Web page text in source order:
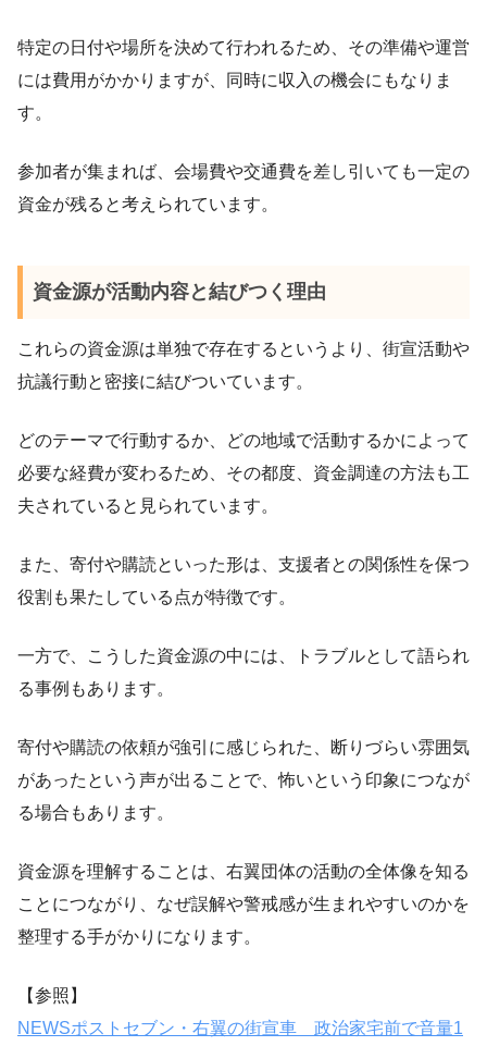
特定の日付や場所を決めて行われるため、その準備や運営
には費用がかかりますが、同時に収入の機会にもなりま
す。
参加者が集まれば、会場費や交通費を差し引いても一定の
資金が残ると考えられています。
資金源が活動内容と結びつく理由
これらの資金源は単独で存在するというより、街宣活動や
抗議行動と密接に結びついています。
どのテーマで行動するか、どの地域で活動するかによって
必要な経費が変わるため、その都度、資金調達の方法も工
夫されていると見られています。
また、寄付や購読といった形は、支援者との関係性を保つ
役割も果たしている点が特徴です。
一方で、こうした資金源の中には、トラブルとして語られ
る事例もあります。
寄付や購読の依頼が強引に感じられた、断りづらい雰囲気
があったという声が出ることで、怖いという印象につなが
る場合もあります。
資金源を理解することは、右翼団体の活動の全体像を知る
ことにつながり、なぜ誤解や警戒感が生まれやすいのかを
整理する手がかりになります。
【参照】
NEWSポストセブン・右翼の街宣車 政治家宅前で音量1